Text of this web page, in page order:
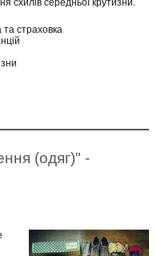
схилів середньої крутизни.
та страховка
(одяг)" -